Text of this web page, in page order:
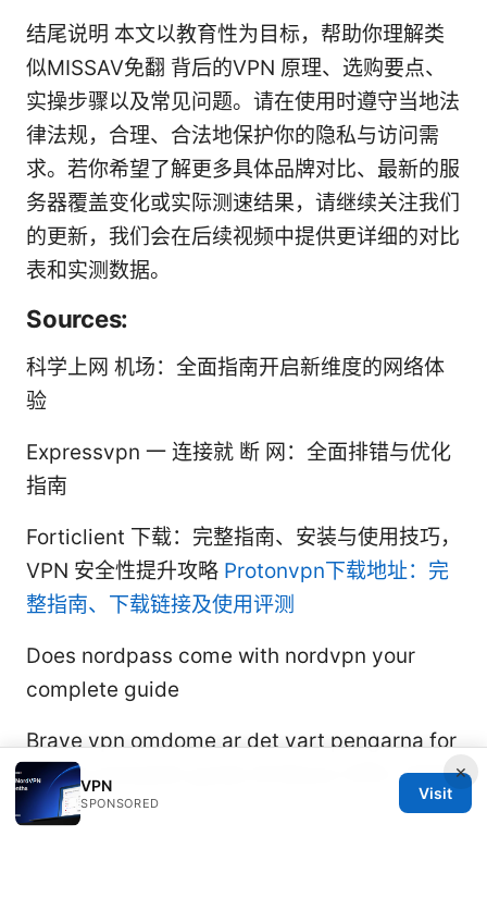
结尾说明 本文以教育性为目标，帮助你理解类
似MISSAV免翻 背后的VPN 原理、选购要点、
实操步骤以及常见问题。请在使用时遵守当地法
律法规，合理、合法地保护你的隐私与访问需
求。若你希望了解更多具体品牌对比、最新的服
务器覆盖变化或实际测速结果，请继续关注我们
的更新，我们会在后续视频中提供更详细的对比
表和实测数据。
Sources:
科学上网 机场：全面指南开启新维度的网络体
验
Expressvpn 一 连接就 断 网：全面排错与优化
指南
Forticlient 下载：完整指南、安装与使用技巧，
VPN 安全性提升攻略 Protonvpn下载地址：完
整指南、下载链接及使用评测
Does nordpass come with nordvpn your
complete guide
Brave vpn omdome ar det vart pengarna for
dig: En komplett guide till Brave VPN i 2026×
VPN
SPONSORED
Visit